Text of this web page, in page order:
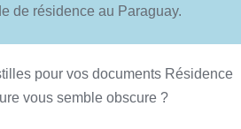
de résidence au Paraguay.
pour vos documents Résidence
vous semble obscure ?